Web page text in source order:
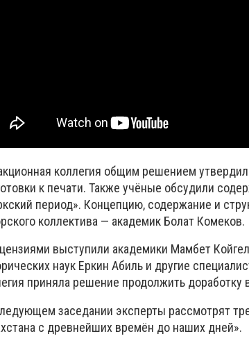
коллегия общим решением
к печати. Также учёные обсудили
период». Концепцию, содержание и
коллектива — академик Болат Комеков.
выступили академики Мамбет
наук Еркин Абиль и другие
приняла решение продолжить доработку
заседании эксперты рассмотрят
с древнейших времён до наших дней».